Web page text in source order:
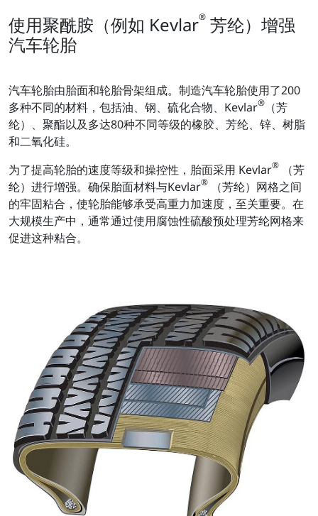
使用聚酰胺（例如 Kevlar® 芳纶）增强
汽车轮胎
汽车轮胎由胎面和轮胎骨架组成。制造汽车轮胎使用了200
多种不同的材料，包括油、钢、硫化合物、Kevlar® （芳
纶）、聚酯以及多达80种不同等级的橡胶、芳纶、锌、树脂
和二氧化硅。
为了提高轮胎的速度等级和操控性，胎面采用 Kevlar®
（芳
纶）进行增强。确保胎面材料与Kevlar®
（芳纶）网格之间
的牢固粘合，使轮胎能够承受高重力加速度，至关重要。在
大规模生产中，通常通过使用腐蚀性硫酸预处理芳纶网格来
促进这种粘合。